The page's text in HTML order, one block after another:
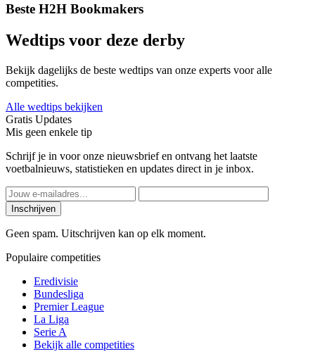
Beste H2H Bookmakers
Wedtips voor deze derby
Bekijk dagelijks de beste wedtips van onze experts voor alle
competities.
Alle wedtips bekijken
Gratis Updates
Mis geen enkele tip
Schrijf je in voor onze nieuwsbrief en ontvang het laatste
voetbalnieuws, statistieken en updates direct in je inbox.
Inschrijven
Geen spam. Uitschrijven kan op elk moment.
Populaire competities
Eredivisie
Bundesliga
Premier League
La Liga
Serie A
Bekijk alle competities